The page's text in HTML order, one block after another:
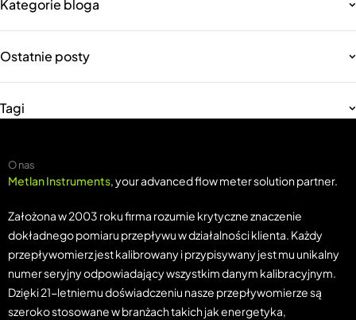
Kategorie bloga
Ostatnie posty
Tagi
O nas
Metlan Instruments, your advanced flow meter solution partner.
Założona w 2003 roku firma rozumie krytyczne znaczenie
dokładnego pomiaru przepływu w działalności klienta. Każdy
przepływomierz jest kalibrowany i przypisywany jest mu unikalny
numer seryjny odpowiadający wszystkim danym kalibracyjnym.
Dzięki 21-letniemu doświadczeniu nasze przepływomierze są
szeroko stosowane w branżach takich jak energetyka,